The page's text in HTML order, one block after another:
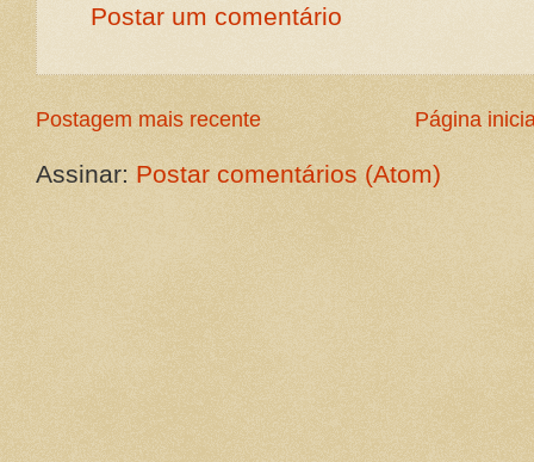
Postar um comentário
Postagem mais recente Página
Assinar: Postar comentários (Atom)